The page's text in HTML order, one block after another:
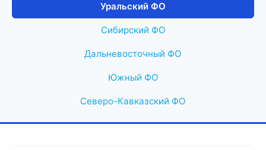
Уральский ФО
Сибирский ФО
Дальневосточный ФО
Южный ФО
Северо-Кавказский ФО